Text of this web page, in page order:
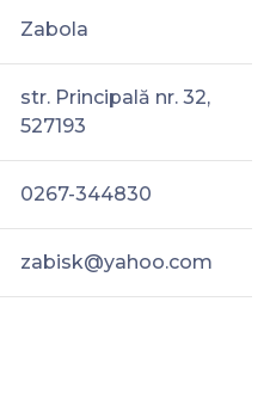
Zabola
str. Principală nr. 32,
527193
0267-344830
zabisk@yahoo.com